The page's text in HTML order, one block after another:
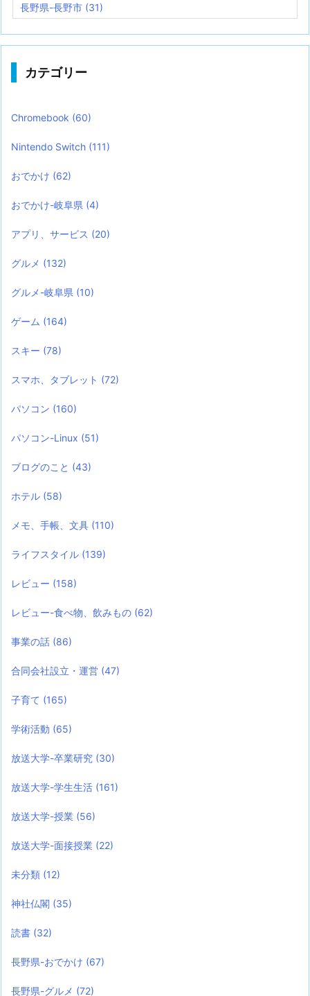
長野県-長野市 (31)
カテゴリー
Chromebook (60)
Nintendo Switch (111)
おでかけ (62)
おでかけ-岐阜県 (4)
アプリ、サービス (20)
グルメ (132)
グルメ-岐阜県 (10)
ゲーム (164)
スキー (78)
スマホ、タブレット (72)
パソコン (160)
パソコン-Linux (51)
ブログのこと (43)
ホテル (58)
メモ、手帳、文具 (110)
ライフスタイル (139)
レビュー (158)
レビュー-食べ物、飲みもの (62)
事業の話 (86)
合同会社設立・運営 (47)
子育て (165)
学術活動 (65)
放送大学-卒業研究 (30)
放送大学-学生生活 (161)
放送大学-授業 (56)
放送大学-面接授業 (22)
未分類 (12)
神社仏閣 (35)
読書 (32)
長野県-おでかけ (67)
長野県-グルメ (72)